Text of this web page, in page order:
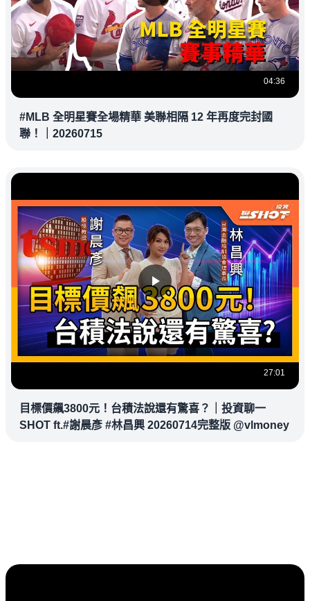
04:36
#MLB 全明星賽全場精華 美聯相隔 12 年再度完封國
聯！｜20260715
27:01
目標價飆3800元！台積法說還有驚喜？｜投資聊一
SHOT ft.#謝晨彥 #林昌興 20260714完整版 @vlmoney